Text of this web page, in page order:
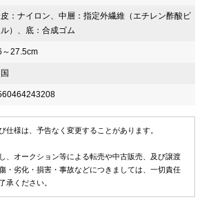
：ナイロン、中層：指定外繊維（エチレン酢酸ビ
）、底：合成ゴム
～27.5cm
様は、予告なく変更することがあります。
、オークション等による転売や中古販売、及び譲渡
・劣化・損害・事故などにつきましては、一切責任
承ください。